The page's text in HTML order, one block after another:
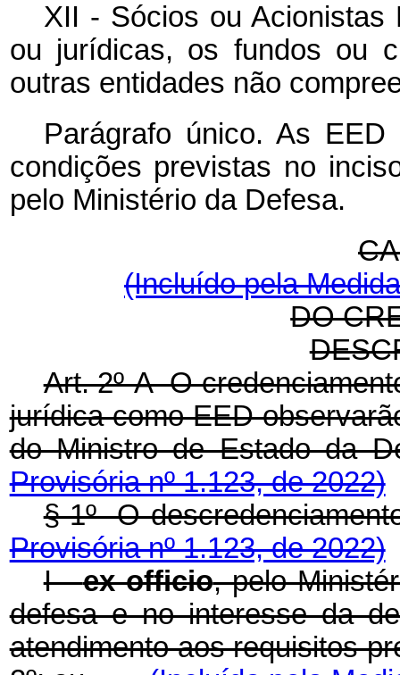
XII - Sócios ou Acionistas
ou jurídicas, os fundos ou
outras entidades não
Parágrafo único. As
condições previstas no
pelo Ministério da Defesa.
(Incluído pela
DO
Art. 2º-A O
jurídica como EED
do Ministro de Estado
Provisória nº 1.123, de 2022)
§ 1º O
Provisória nº 1.123, de 2022)
I -ex officio, pelo
defesa e no interesse da
atendimento aos requisitos